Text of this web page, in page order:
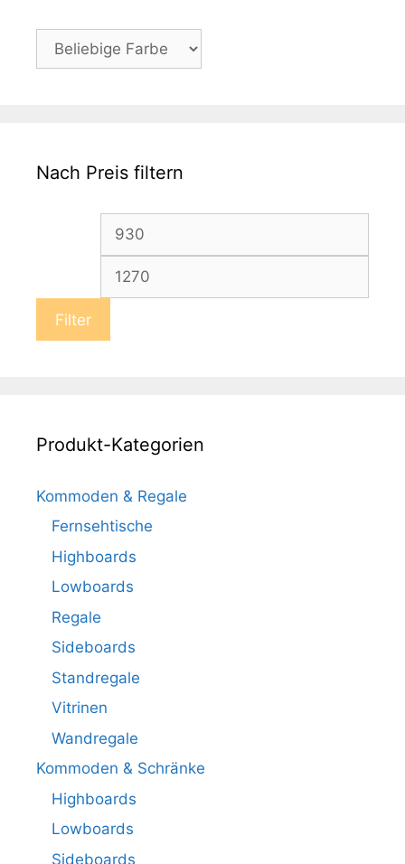
Nach Preis filtern
Min.
Preis
Filter
Produkt-Kategorien
Kommoden & Regale
Fernsehtische
Highboards
Lowboards
Regale
Sideboards
Standregale
Vitrinen
Wandregale
Kommoden & Schränke
Highboards
Lowboards
Sideboards